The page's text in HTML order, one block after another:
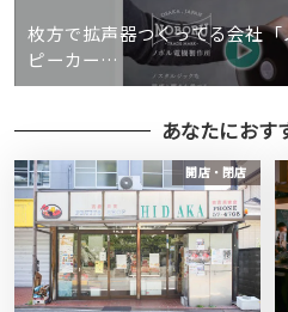
枚方で拡声器つくってる会社
ピーカー…
あなたにおす
開店・閉店